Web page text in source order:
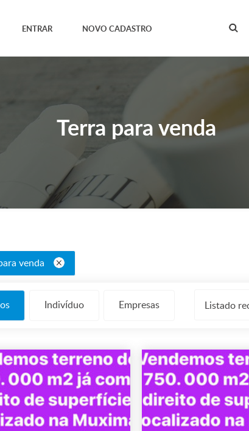
ENTRAR NOVO CADASTRO
Terra para venda
venda
Indivíduo Empresas Listado